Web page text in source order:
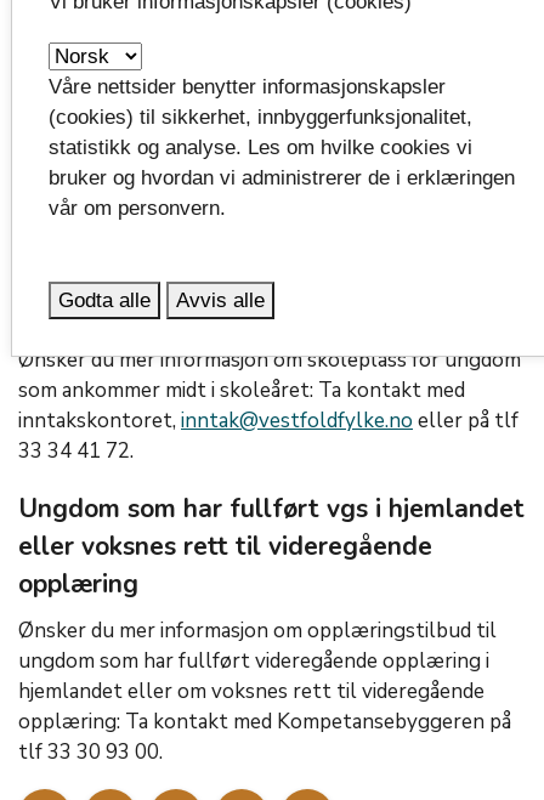
Kontakt oss
Kombiløpet
Ønsker du mer informasjon om Kombiløpet: Ta
kontakt med
Skoleplass for ungdom
Ønsker du mer informasjon om skoleplass for ungdom
som ankommer midt i skoleåret: Ta kontakt med
inntakskontoret, inntak@vestfoldfylke.no eller på tlf
33 34 41 72.
Ungdom som har fullført vgs i hjemlandet
eller voksnes rett til videregående
opplæring
Ønsker du mer informasjon om opplæringstilbud til
ungdom som har fullført videregående opplæring i
hjemlandet eller om voksnes rett til videregående
opplæring: Ta kontakt med Kompetansebyggeren på
tlf 33 30 93 00.
Våre nettsider benytter informasjonskapsler
(cookies) til sikkerhet, innbyggerfunksjonalitet,
statistikk og analyse. Les om hvilke cookies vi
bruker og hvordan vi administrerer de i erklæringen
vår om personvern.
Godta alle Avvis alle